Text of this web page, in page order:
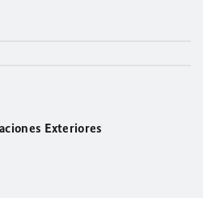
Exteriores